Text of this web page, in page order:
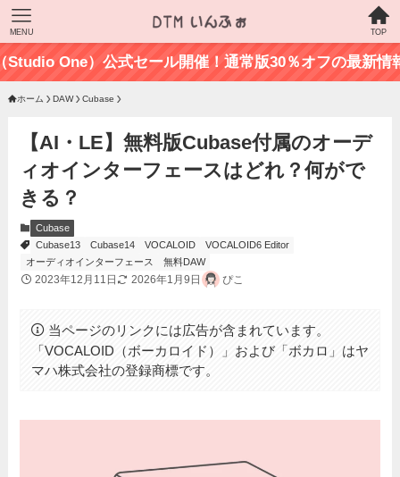
TOP
MENU
式セール開催！通常版30％オフの最新情報はこちら
ホーム DAW Cubase
【AI・LE】無料版Cubase付属のオーデ
ィオインターフェースはどれ？何がで
きる？
Cubase
Cubase13
Cubase14 VOCALOID
VOCALOID6 Editor
オーディオインターフェース
無料DAW
2023年12月11日 2026年1月9日 ぴこ
当ページのリンクには広告が含まれています。
「VOCALOID（ボーカロイド）」および「ボカロ」はヤ
マハ株式会社の登録商標です。